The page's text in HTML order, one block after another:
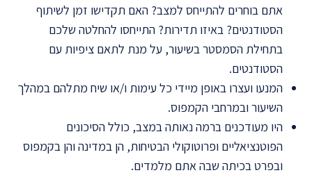
אתם בוחרים להתייחס למצב? האם תקדישו זמן לשיתוף
הסטודנטים? באיזו תדירות? התייחסו להחלטה שלכם
בתחילת הסמסטר בשיעור, על מנת לתאם ציפיות עם
הסטודנטים.
המנעו ועצרו באופן מיידי כל עימות ו/או שיח מתלהם במהלך
השיעור ובמרחבי הקמפוס.
היו מעודכנים ברמה נאותה במצב, כולל הסיכונים
הפוטנציאליים ופרוטוקולי הבטיחות, הן במדינה והן בקמפוס
ובפרט בכיתה שבה אתם מלמדים.